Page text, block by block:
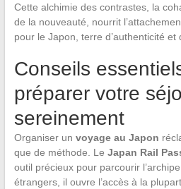
Cette alchimie des contrastes, la
de la nouveauté, nourrit
pour le Japon, terre d’authenticité et
Conseils
préparer votre
sereinement
Organiser un voyage au Japon
que de méthode. Le Japan Rail
outil précieux pour parcourir
étrangers, il ouvre l’accès à la